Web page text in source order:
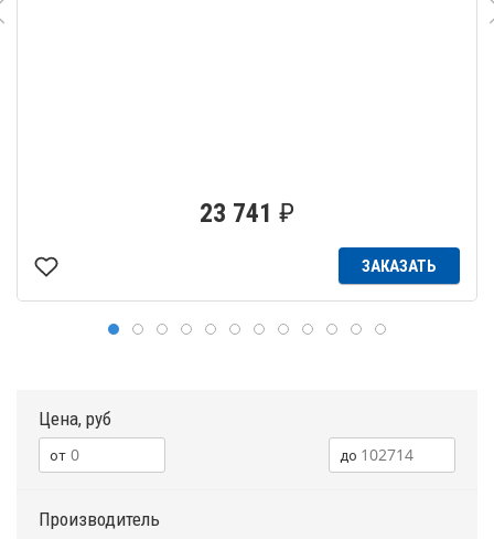
23 741 ₽
ЗАКАЗАТЬ
Цена, руб
Производитель